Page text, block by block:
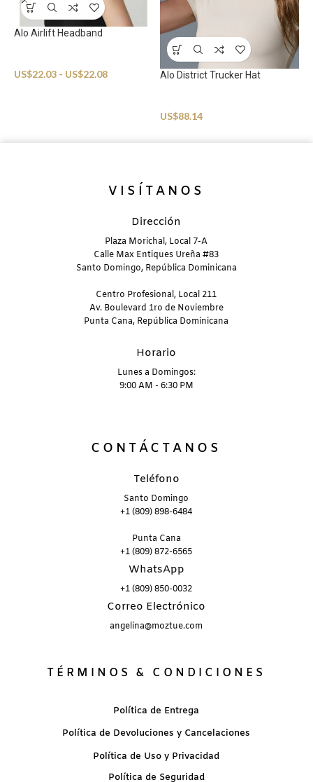
Alo Airlift Headband
US$22.03 - US$22.08 Alo District Trucker Hat
US$88.14
VISÍTANOS
Dirección
Plaza Morichal, Local 7-A
Calle Max Entiques Ureña #83
Santo Domingo, República Dominicana
Centro Profesional, Local 211
Av. Boulevard 1ro de Noviembre
Punta Cana, República Dominicana
Horario
Lunes a Domingos:
9:00 AM - 6:30 PM
CONTÁCTANOS
Teléfono
Santo Domingo
+1 (809) 898-6484
Punta Cana
+1 (809) 872-6565
WhatsApp
+1 (809) 850-0032
Correo Electrónico
angelina@moztue.com
TÉRMINOS & CONDICIONES
Política de Entrega
Política de Devoluciones y Cancelaciones
Política de Uso y Privacidad
Política de Seguridad